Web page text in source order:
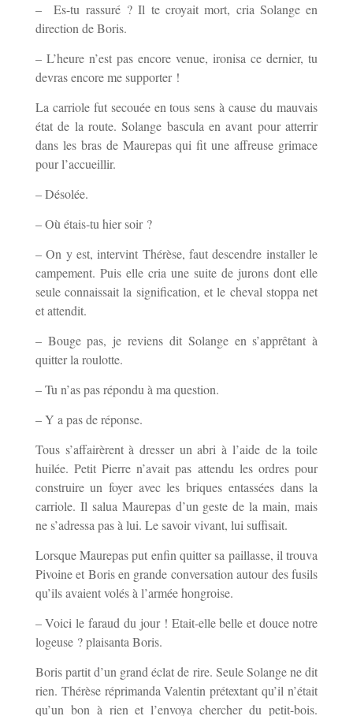
– Es-tu rassuré ? Il te croyait mort, cria Solange en
direction de Boris.
– L’heure n’est pas encore venue, ironisa ce dernier, tu
devras encore me supporter !
La carriole fut secouée en tous sens à cause du mauvais
état de la route. Solange bascula en avant pour atterrir
dans les bras de Maurepas qui fit une affreuse grimace
pour l’accueillir.
– Désolée.
– Où étais-tu hier soir ?
– On y est, intervint Thérèse, faut descendre installer le
campement. Puis elle cria une suite de jurons dont elle
seule connaissait la signification, et le cheval stoppa net
et attendit.
– Bouge pas, je reviens dit Solange en s’apprêtant à
quitter la roulotte.
– Tu n’as pas répondu à ma question.
– Y a pas de réponse.
Tous s’affairèrent à dresser un abri à l’aide de la toile
huilée. Petit Pierre n’avait pas attendu les ordres pour
construire un foyer avec les briques entassées dans la
carriole. Il salua Maurepas d’un geste de la main, mais
ne s’adressa pas à lui. Le savoir vivant, lui suffisait.
Lorsque Maurepas put enfin quitter sa paillasse, il trouva
Pivoine et Boris en grande conversation autour des fusils
qu’ils avaient volés à l’armée hongroise.
– Voici le faraud du jour ! Etait-elle belle et douce notre
logeuse ? plaisanta Boris.
Boris partit d’un grand éclat de rire. Seule Solange ne dit
rien. Thérèse réprimanda Valentin prétextant qu’il n’était
qu’un bon à rien et l’envoya chercher du petit-bois.